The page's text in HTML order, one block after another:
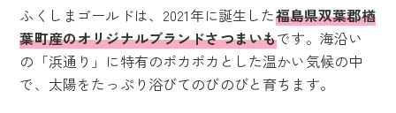
ふくしまゴールドは、2021年に誕生した福島県双葉郡楢
葉町産のオリジナルブランドさつまいもです。海沿い
の「浜通り」に特有のポカポカとした温かい気候の中
で、太陽をたっぷり浴びてのびのびと育ちます。